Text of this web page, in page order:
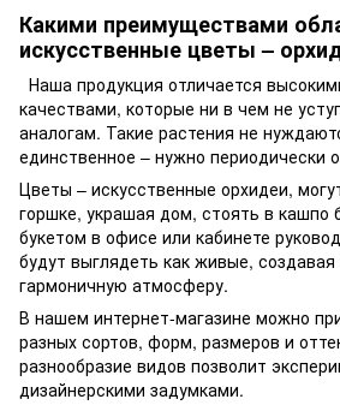
Какими преимуществами
искусственные цветы –
Наша продукция отличается
качествами, которые ни в чем не
аналогам. Такие растения не
единственное – нужно периодически
Цветы – искусственные орхидеи,
горшке, украшая дом, стоять в
букетом в офисе или кабинете
будут выглядеть как живые,
гармоничную атмосферу.
В нашем интернет-магазине можно
разных сортов, форм, размеров и
разнообразие видов позволит
дизайнерскими задумками.